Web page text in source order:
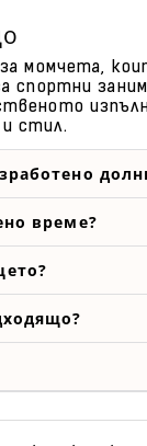
за момчета,
спортни
стил.
време?